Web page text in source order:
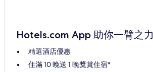
Hotels.com App 助你一臂之力
精選酒店優惠
住滿 10 晚送 1 晚獎賞住宿*